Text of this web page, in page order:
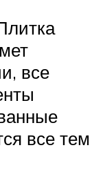
все
все тем